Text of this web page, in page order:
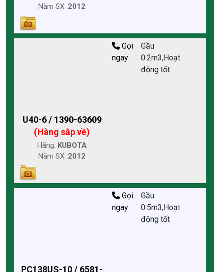
Năm SX: 2012
U40-6 / 1390-63609
(Hàng sắp về)
Hãng: KUBOTA
Năm SX: 2012
Gọi
ngay
Gầu
0.2m3,Hoạt
động tốt
PC138US-10 / 6581-
Gọi
ngay
Gầu
0.5m3,Hoạt
động tốt